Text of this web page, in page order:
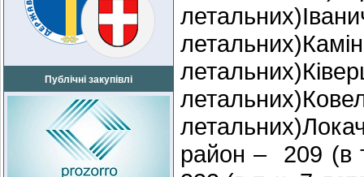
Публічні закупівлі
район – 209 (в